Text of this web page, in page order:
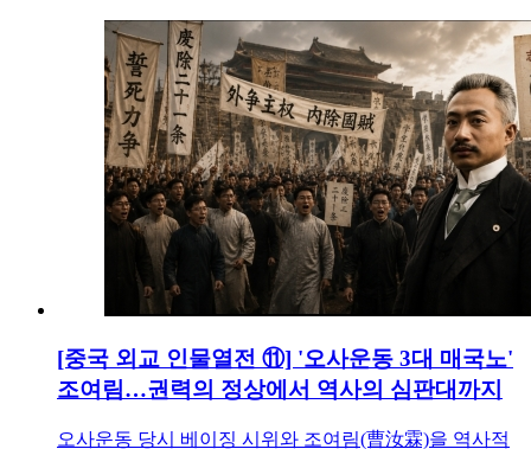
[중국 외교 인물열전 ⑪] '오사운동 3대 매국노'
조여림…권력의 정상에서 역사의 심판대까지
오사운동 당시 베이징 시위와 조여림(曹汝霖)을 역사적